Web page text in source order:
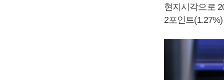
현지시각으로
2포인트